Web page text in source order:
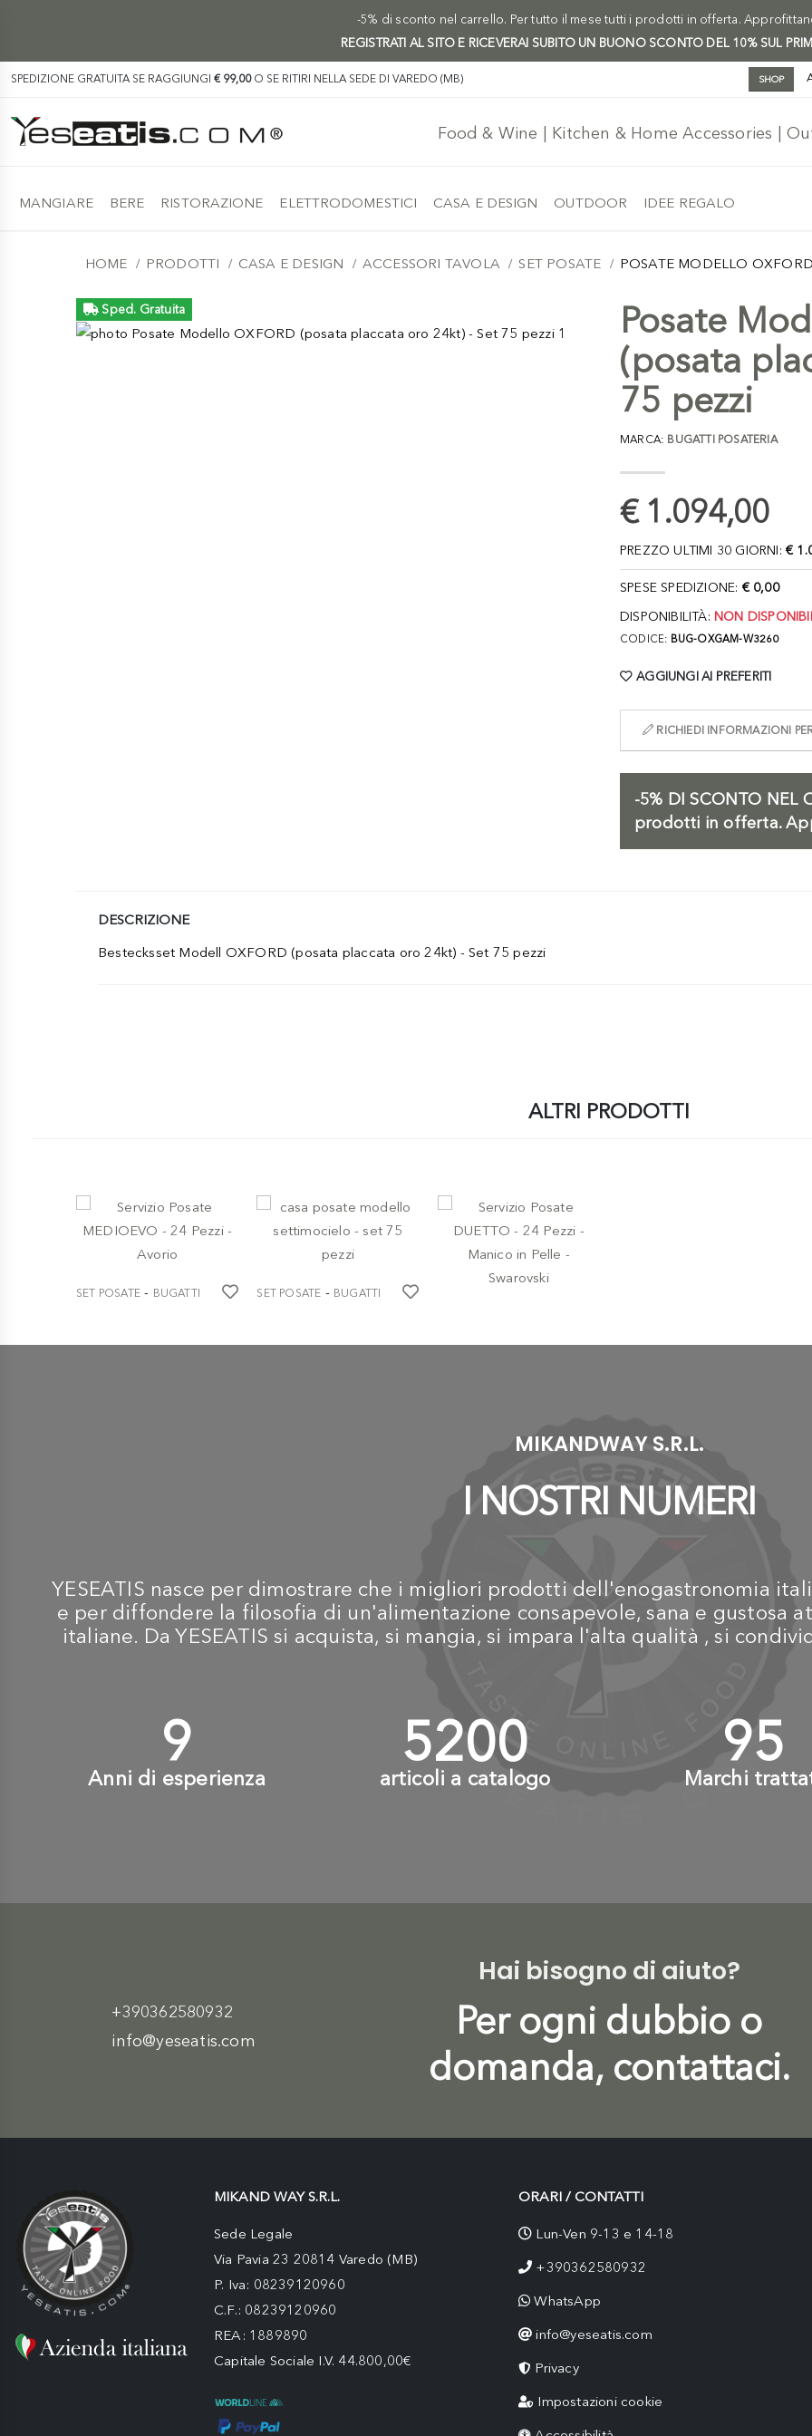
-5% di sconto nel carrello. Per tutto il mese tutti i prodotti in offerta.
REGISTRATI AL SITO E RICEVERAI SUBITO UN BUONO SCONTO DEL 10% SUL
SPEDIZIONE GRATUITA SE RAGGIUNGI € 99,00O SE RITIRI NELLA SEDE DI VAREDO (MB) SHOP
Food & Wine | Kitchen & Home Accessories |
MANGIARE BERE RISTORAZIONE ELETTRODOMESTICI CASA E DESIGN OUTDOOR IDEE REGALO
HOME PRODOTTI CASA E DESIGN ACCESSORI TAVOLA SET POSATE POSATE MODELLO
Sped. Gratuita
Posate
(posata
75 pezzi
MARCA: BUGATTI POSATERIA
€ 1.094,00
PREZZO ULTIMI 30 GIORNI: €
SPESE SPEDIZIONE: € 0,00
DISPONIBILITÀ: NON
CODICE: BUG-OXGAM-W3260
AGGIUNGI AI PREFERITI
RICHIEDI INFORMAZIONI
-5% DI SCONTO NEL
prodotti in offerta.
DESCRIZIONE
Bestecksset Modell OXFORD (posata placcata oro 24kt) - Set 75 pezzi
ALTRI PRODOTTI
SET POSATE - BUGATTI
MEDIOEVO - 24 Pezzi -
SET POSATE - BUGATTI
settimocielo - set 75 pezzi
MIKANDWAY S.R.L.
I NOSTRI NUMERI
YESEATIS nasce per dimostrare che i migliori prodotti dell'enogastronomia
e per diffondere la filosofia di un'alimentazione consapevole, sana e gustosa
italiane. Da YESEATIS si acquista, si mangia, si impara l'alta qualità , si
10+
Anni di esperienza
6000+
articoli a catalogo
110+
Marchi
+390362580932
info@yeseatis.com
Hai bisogno di aiuto?
Per ogni dubbio o
domanda, contattaci.
MIKAND WAY S.R.L.
Sede Legale
Via Pavia 23 20814 Varedo (MB)
P. Iva: 08239120960
C.F.: 08239120960
REA: 1889890
Capitale Sociale I.V. 44.800,00€
ORARI / CONTATTI
Lun-Ven 9-13 e 14-18
+390362580932
WhatsApp
info@yeseatis.com
Privacy
Impostazioni cookie